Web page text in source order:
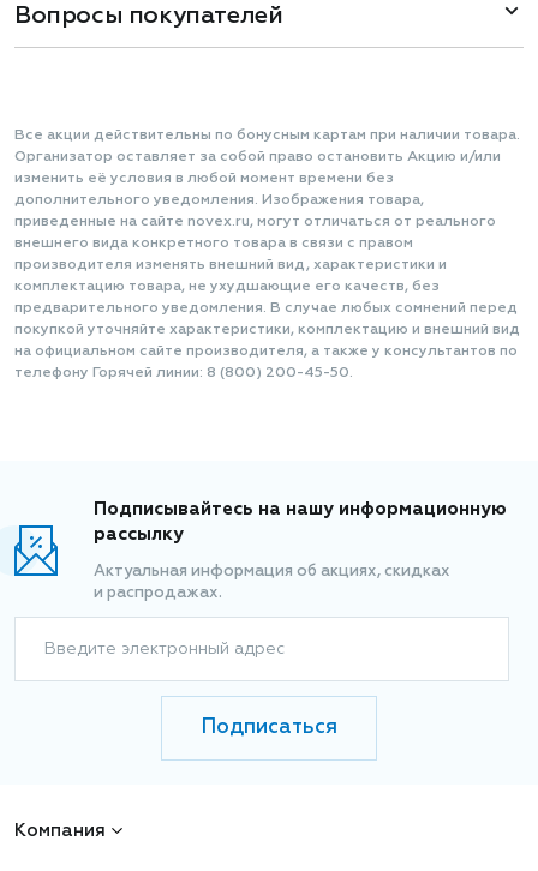
Вопросы покупателей
Все акции действительны по бонусным картам при наличии товара.
Организатор оставляет за собой право остановить Акцию и/или
изменить её условия в любой момент времени без
дополнительного уведомления. Изображения товара,
приведенные на сайте novex.ru, могут отличаться от реального
внешнего вида конкретного товара в связи с правом
производителя изменять внешний вид, характеристики и
комплектацию товара, не ухудшающие его качеств, без
предварительного уведомления. В случае любых сомнений перед
покупкой уточняйте характеристики, комплектацию и внешний вид
на официальном сайте производителя, а также у консультантов по
телефону Горячей линии: 8 (800) 200-45-50.
Подписывайтесь на нашу информационную
рассылку
Актуальная информация об акциях, скидках
и распродажах.
Введите электронный адрес
Подписаться
Компания